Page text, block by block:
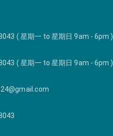
( 星期一 to 星期日 9am - 6pm )
( 星期一 to 星期日 9am - 6pm )